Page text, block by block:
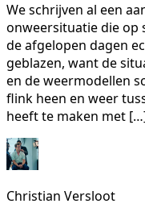
We schrijven al een
onweersituatie die op
de afgelopen dagen
geblazen, want de
en de weermodellen
flink heen en weer
heeft te maken met
Christian Versloot